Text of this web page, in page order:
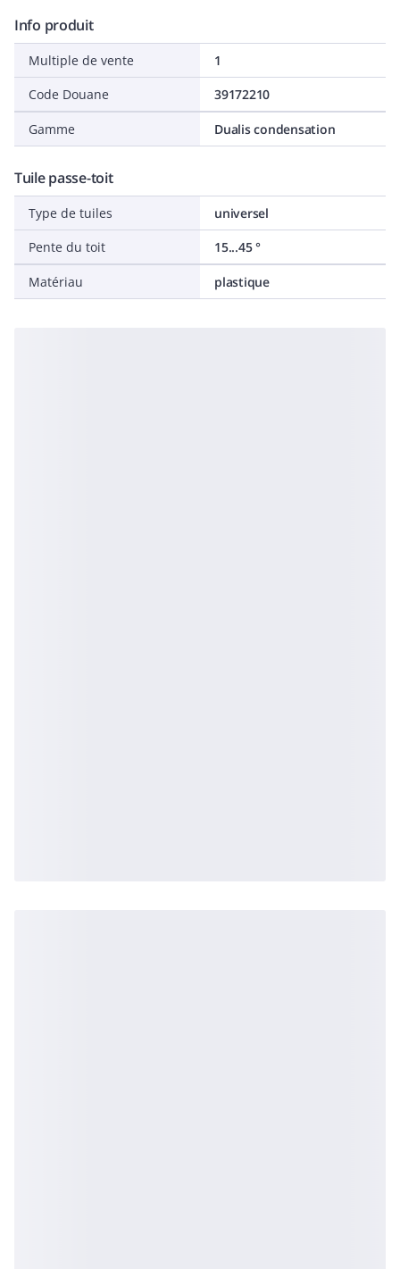
Info produit
Multiple de vente
1
Code Douane
39172210
Gamme Dualis condensation
Tuile passe-toit
Type de tuiles
universel
Pente du toit
15...45 °
Matériau plastique